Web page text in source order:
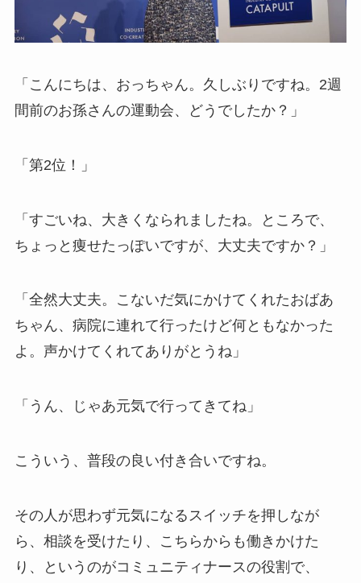
「こんにちは、おっちゃん。久しぶりですね。2週
間前のお孫さんの運動会、どうでしたか？」
「第2位！」
「すごいね、大きくなられましたね。ところで、
ちょっと痩せたっぽいですが、大丈夫ですか？」
「全然大丈夫。こないだ気にかけてくれたおばあ
ちゃん、病院に連れて行ったけど何ともなかった
よ。声かけてくれてありがとうね」
「うん、じゃあ元気で行ってきてね」
こういう、普段の良い付き合いですね。
その人が思わず元気になるスイッチを押しなが
ら、相談を受けたり、こちらからも働きかけた
り、というのがコミュニティナースの役割で、